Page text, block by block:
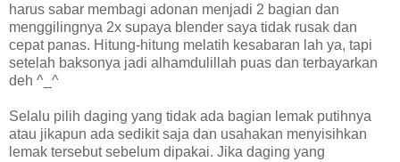
harus sabar membagi adonan menjadi 2 bagian dan
menggilingnya 2x supaya blender saya tidak rusak dan
cepat panas. Hitung-hitung melatih kesabaran lah ya, tapi
setelah baksonya jadi alhamdulillah puas dan terbayarkan
deh ^_^
Selalu pilih daging yang tidak ada bagian lemak putihnya
atau jikapun ada sedikit saja dan usahakan menyisihkan
lemak tersebut sebelum dipakai. Jika daging yang